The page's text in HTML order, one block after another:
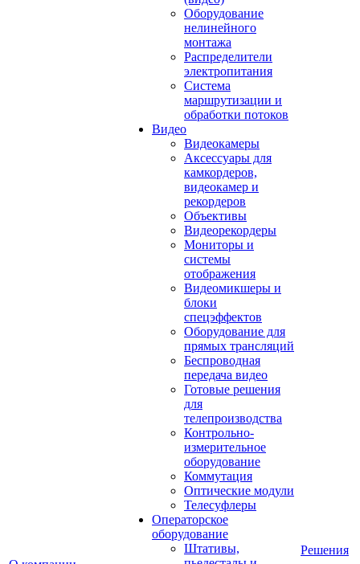
Оборудование
нелинейного
монтажа
Распределители
электропитания
Система
маршрутизации и
обработки потоков
Видео
Видеокамеры
Аксессуары для
камкордеров,
видеокамер и
рекордеров
Объективы
Видеорекордеры
Мониторы и
системы
отображения
Видеомикшеры и
блоки
спецэффектов
Оборудование для
прямых трансляций
Беспроводная
передача видео
Готовые решения
для
телепроизводства
Контрольно-
измерительное
оборудование
Коммутация
Оптические модули
Телесуфлеры
Операторское
оборудование
Штативы,
Решения